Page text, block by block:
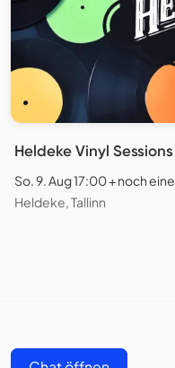
Heldeke Vinyl Sessions
So. 9. Aug 17:00 + noch eine
Heldeke, Tallinn